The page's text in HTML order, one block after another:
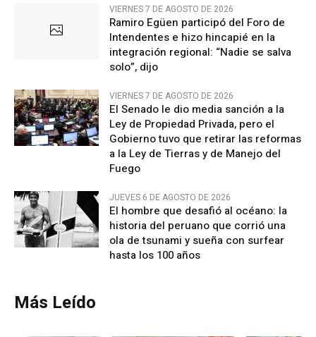
VIERNES 7 DE AGOSTO DE 2026
Ramiro Egüen participó del Foro de
Intendentes e hizo hincapié en la
integración regional: “Nadie se salva
solo”, dijo
VIERNES 7 DE AGOSTO DE 2026
El Senado le dio media sanción a la
Ley de Propiedad Privada, pero el
Gobierno tuvo que retirar las reformas
a la Ley de Tierras y de Manejo del
Fuego
JUEVES 6 DE AGOSTO DE 2026
El hombre que desafió al océano: la
historia del peruano que corrió una
ola de tsunami y sueña con surfear
hasta los 100 años
Más Leído